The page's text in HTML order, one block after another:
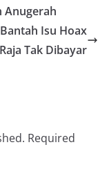
Anugerah
Isu Hoax
Tak Dibayar
Required